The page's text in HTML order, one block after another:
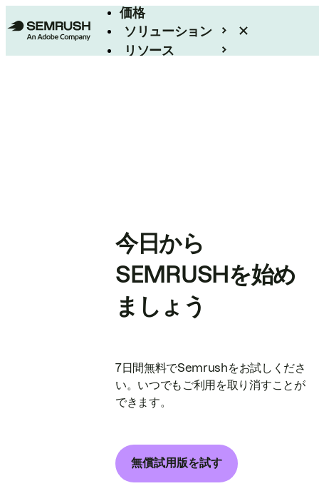
価格
ソリューション
リソース
今日から
SEMRUSHを始め
ましょう
7日間無料でSemrushをお試しくださ
い。いつでもご利用を取り消すことが
できます。
無償試用版を試す